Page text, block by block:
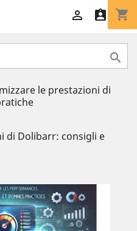
shopping_cart
 

le prestazioni di
di Dolibarr: consigli e